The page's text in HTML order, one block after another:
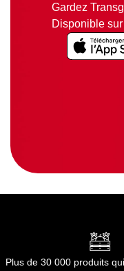
Gardez
Disponible
Plus de 30 000 produits